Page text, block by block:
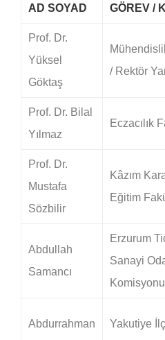
AD SOYAD GÖREV /
Prof. Dr.
Yüksel
Göktaş
/ Rektör
Prof. Dr. Bilal
Yılmaz
Eczacılık
Prof. Dr.
Mustafa
Sözbilir
Kâzım
Eğitim
Abdullah
Samancı
Erzurum
Sanayi
Abdurrahman
Yakutiye